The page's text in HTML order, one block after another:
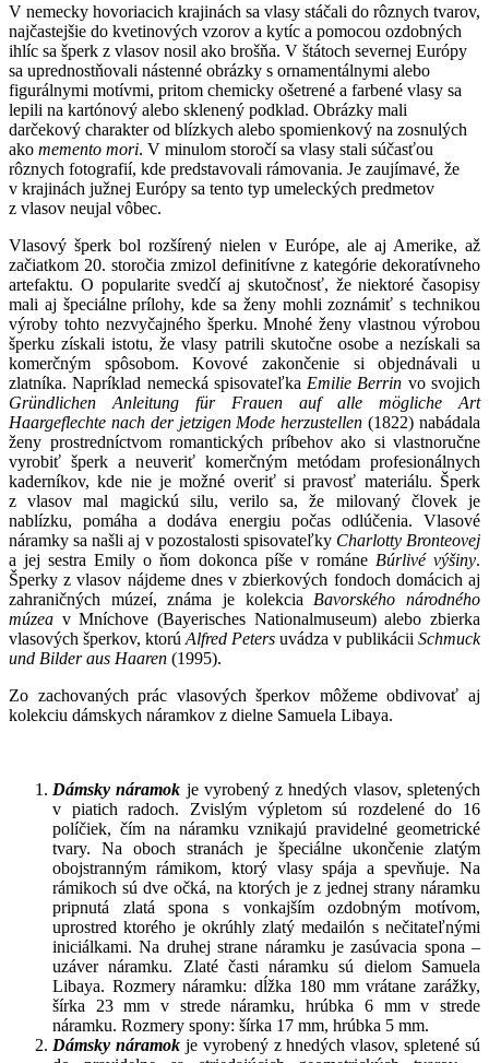
V nemecky hovoriacich krajinách sa vlasy stáčali do rôznych tvarov,
najčastejšie do kvetinových vzorov a kytíc a pomocou ozdobných
ihlíc sa šperk z vlasov nosil ako brošňa. V štátoch severnej Európy
sa uprednostňovali nástenné obrázky s ornamentálnymi alebo
figurálnymi motívmi, pritom chemicky ošetrené a farbené vlasy sa
lepili na kartónový alebo sklenený podklad. Obrázky mali
darčekový charakter od blízkych alebo spomienkový na zosnulých
ako memento mori. V minulom storočí sa vlasy stali súčasťou
rôznych fotografií, kde predstavovali rámovania. Je zaujímavé, že
v krajinách južnej Európy sa tento typ umeleckých predmetov
z vlasov neujal vôbec.
Vlasový šperk bol rozšírený nielen v Európe, ale aj Amerike, až
začiatkom 20. storočia zmizol definitívne z kategórie dekoratívneho
artefaktu. O popularite svedčí aj skutočnosť, že niektoré časopisy
mali aj špeciálne prílohy, kde sa ženy mohli zoznámiť s technikou
výroby tohto nezvyčajného šperku. Mnohé ženy vlastnou výrobou
šperku získali istotu, že vlasy patrili skutočne osobe a nezískali sa
komerčným spôsobom. Kovové zakončenie si objednávali u
zlatníka. Napríklad nemecká spisovateľka Emilie Berrin vo svojich
Gründlichen Anleitung für Frauen auf alle mögliche Art
Haargeflechte nach der jetzigen Mode herzustellen (1822) nabádala
ženy prostredníctvom romantických príbehov ako si vlastnoručne
vyrobiť šperk a neuveriť komerčným metódam profesionálnych
kaderníkov, kde nie je možné overiť si pravosť materiálu. Šperk
z vlasov mal magickú silu, verilo sa, že milovaný človek je
nablízku, pomáha a dodáva energiu počas odlúčenia. Vlasové
náramky sa našli aj v pozostalosti spisovateľky Charlotty Bronteovej
a jej sestra Emily o ňom dokonca píše v románe Búrlivé výšiny.
Šperky z vlasov nájdeme dnes v zbierkových fondoch domácich aj
zahraničných múzeí, známa je kolekcia Bavorského národného
múzea v Mníchove (Bayerisches Nationalmuseum) alebo zbierka
vlasových šperkov, ktorú Alfred Peters uvádza v publikácii Schmuck
und Bilder aus Haaren (1995).
Zo zachovaných prác vlasových šperkov môžeme obdivovať aj
kolekciu dámskych náramkov z dielne Samuela Libaya.
Dámsky náramok je vyrobený z hnedých vlasov, spletených
v piatich radoch. Zvislým výpletom sú rozdelené do 16
políčiek, čím na náramku vznikajú pravidelné geometrické
tvary. Na oboch stranách je špeciálne ukončenie zlatým
obojstranným rámikom, ktorý vlasy spája a spevňuje. Na
rámikoch sú dve očká, na ktorých je z jednej strany náramku
pripnutá zlatá spona s vonkajším ozdobným motívom,
uprostred ktorého je okrúhly zlatý medailón s nečitateľnými
iniciálkami. Na druhej strane náramku je zasúvacia spona –
uzáver náramku. Zlaté časti náramku sú dielom Samuela
Libaya. Rozmery náramku: dĺžka 180 mm vrátane zarážky,
šírka 23 mm v strede náramku, hrúbka 6 mm v strede
náramku. Rozmery spony: šírka 17 mm, hrúbka 5 mm.
Dámsky náramokje vyrobený z hnedých vlasov, spletené sú